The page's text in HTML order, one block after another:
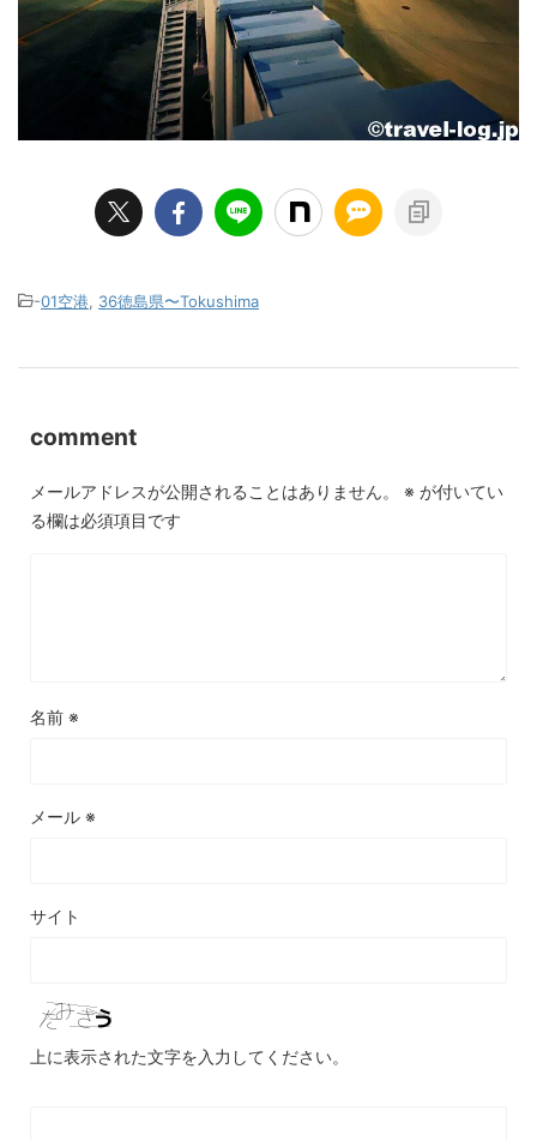
-01空港, 36徳島県〜Tokushima
comment
メールアドレスが公開されることはありません。 ※ が付いてい
る欄は必須項目です
名前 ※
メール ※
サイト
上に表示された文字を入力してください。